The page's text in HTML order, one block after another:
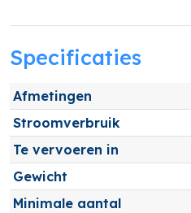
Specificaties
Afmetingen
Stroomverbruik
Te vervoeren in
Gewicht
Minimale aantal